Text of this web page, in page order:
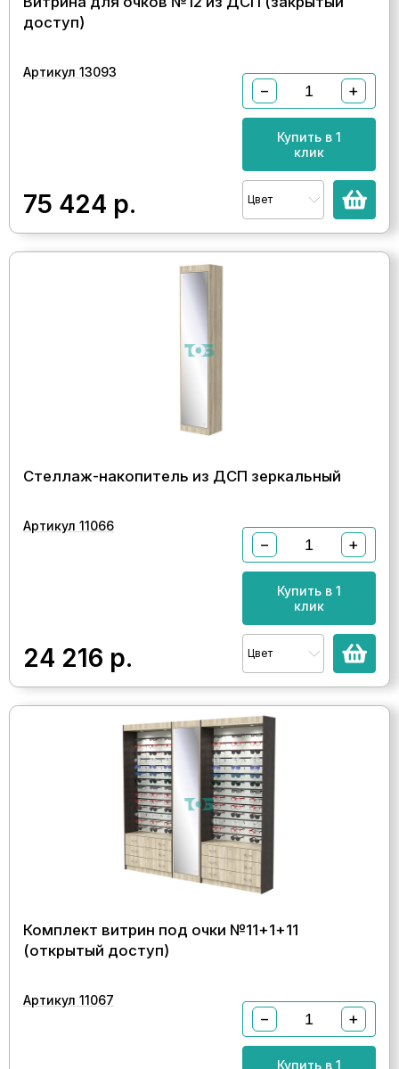
доступ)
Артикул 13093
75 424 р.
− +
Купить в 1
клик
Цвет
Стеллаж-накопитель из ДСП зеркальный
Артикул 11066
24 216 р.
− +
Купить в 1
клик
Цвет
Комплект витрин под очки №11+1+11
(открытый доступ)
Артикул 11067
− +
Купить в 1